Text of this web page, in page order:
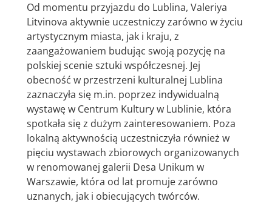
Od momentu przyjazdu do Lublina, Valeriya
Litvinova aktywnie uczestniczy zarówno w życiu
artystycznym miasta, jak i kraju, z
zaangażowaniem budując swoją pozycję na
polskiej scenie sztuki współczesnej. Jej
obecność w przestrzeni kulturalnej Lublina
zaznaczyła się m.in. poprzez indywidualną
wystawę w Centrum Kultury w Lublinie, która
spotkała się z dużym zainteresowaniem. Poza
lokalną aktywnością uczestniczyła również w
pięciu wystawach zbiorowych organizowanych
w renomowanej galerii Desa Unikum w
Warszawie, która od lat promuje zarówno
uznanych, jak i obiecujących twórców.